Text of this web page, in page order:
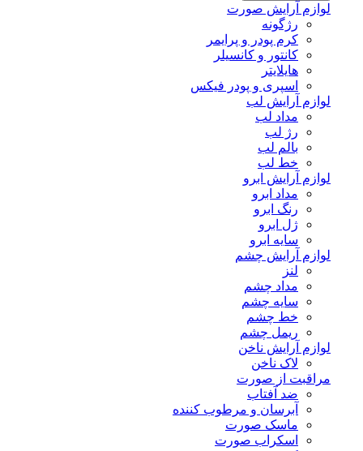
لوازم آرایش صورت
رژگونه
کرم پودر و پرایمر
کانتور و کانسیلر
هایلایتر
اسپری و پودر فیکس
لوازم آرایش لب
مداد لب
رژ لب
بالم لب
خط لب
لوازم آرایش ابرو
مداد ابرو
رنگ ابرو
ژل ابرو
سایه ابرو
لوازم آرایش چشم
لنز
مداد چشم
سایه چشم
خط چشم
ریمل چشم
لوازم آرایش ناخن
لاک ناخن
مراقبت از صورت
ضد آفتاب
آبرسان و مرطوب کننده
ماسک صورت
اسکراب صورت